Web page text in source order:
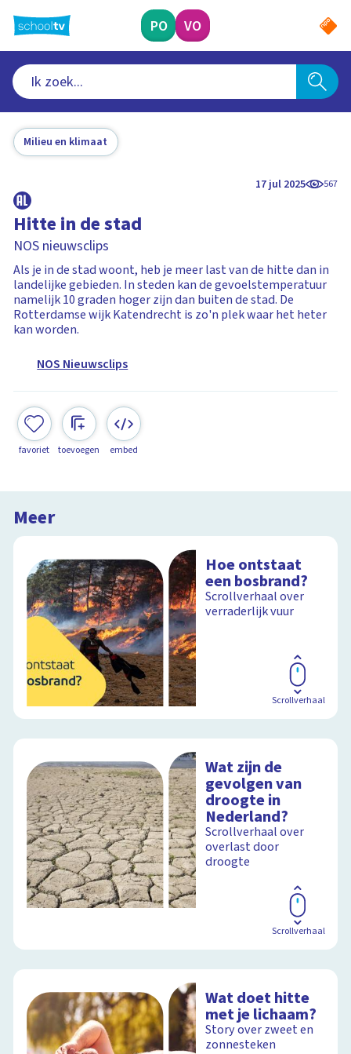
naar
hoofdinhoud
PO VO
Milieu en klimaat
17 jul 2025 567
Hitte in de stad
NOS nieuwsclips
Als je in de stad woont, heb je meer last van de hitte dan in
landelijke gebieden. In steden kan de gevoelstemperatuur
namelijk 10 graden hoger zijn dan buiten de stad. De
Rotterdamse wijk Katendrecht is zo'n plek waar het heter
kan worden.
NOS Nieuwsclips
favoriet toevoegen embed
Meer
Hoe ontstaat
een bosbrand?
Scrollverhaal over
verraderlijk vuur
Scrollverhaal
Wat zijn de
gevolgen van
droogte in
Nederland?
Scrollverhaal over
overlast door
droogte
Scrollverhaal
Wat doet hitte
met je lichaam?
Story over zweet en
zonnesteken